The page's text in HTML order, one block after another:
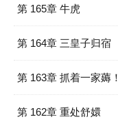
第 165章 牛虎
第 164章 三皇子归宿
第 163章 抓着一家薅！
第 162章 重处舒嬛